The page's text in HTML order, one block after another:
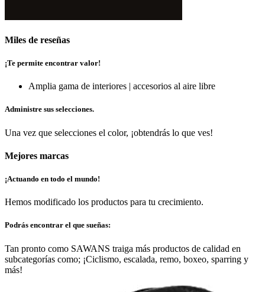
Miles de reseñas
¡Te permite encontrar valor!
Amplia gama de interiores | accesorios al aire libre
Administre sus selecciones.
Una vez que selecciones el color, ¡obtendrás lo que ves!
Mejores marcas
¡Actuando en todo el mundo!
Hemos modificado los productos para tu crecimiento.
Podrás encontrar el que sueñas:
Tan pronto como SAWANS traiga más productos de calidad en
subcategorías como; ¡Ciclismo, escalada, remo, boxeo, sparring y
más!